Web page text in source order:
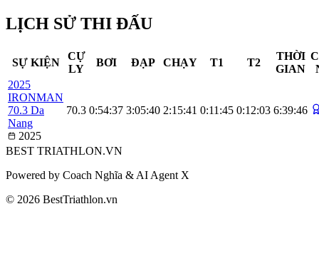
LỊCH SỬ THI ĐẤU
SỰ KIỆN
CỰ
LY
BƠI ĐẠP CHẠY T1 T2
THỜI
GIAN
2025
IRONMAN
70.3 Da
Nang
2025
70.3 0:54:37 3:05:40 2:15:41 0:11:45 0:12:03 6:39:46
BEST TRIATHLON.VN
Powered by Coach Nghĩa & AI Agent X
© 2026 BestTriathlon.vn